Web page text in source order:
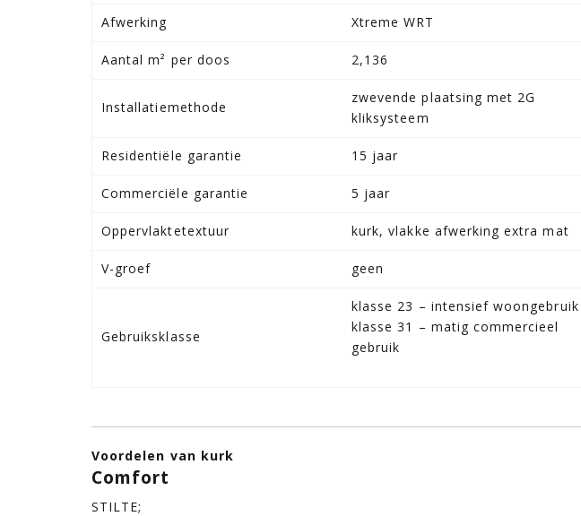
Afwerking Xtreme WRT
Aantal m² per doos 2,136
Installatiemethode
zwevende plaatsing met 2G
kliksysteem
Residentiële garantie 15 jaar
Commerciële garantie 5 jaar
Oppervlaktetextuur kurk, vlakke afwerking extra mat
V-groef geen
Gebruiksklasse
klasse 23 – intensief woongebruik
klasse 31 – matig commercieel
gebruik
Voordelen van kurk
Comfort
STILTE;